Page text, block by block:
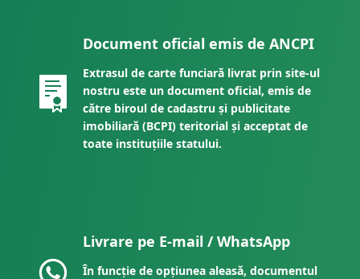
Document oficial emis de ANCPI
Extrasul de carte funciară livrat prin site-ul
nostru este un document oficial, emis de
către biroul de cadastru și publicitate
imobiliară (BCPI) teritorial și acceptat de
toate instituțiile statului.
Livrare pe E-mail / WhatsApp
În funcție de opțiunea aleasă, documentul